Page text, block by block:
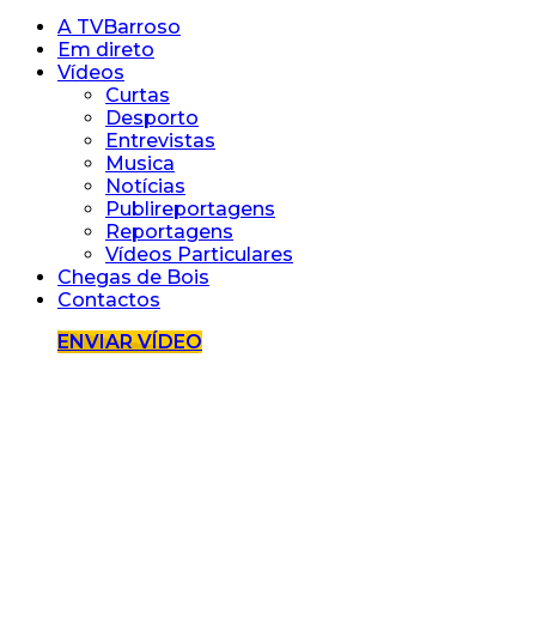
A TVBarroso
Em direto
Vídeos
Curtas
Desporto
Entrevistas
Musica
Notícias
Publireportagens
Reportagens
Vídeos Particulares
Chegas de Bois
Contactos
ENVIAR VÍDEO